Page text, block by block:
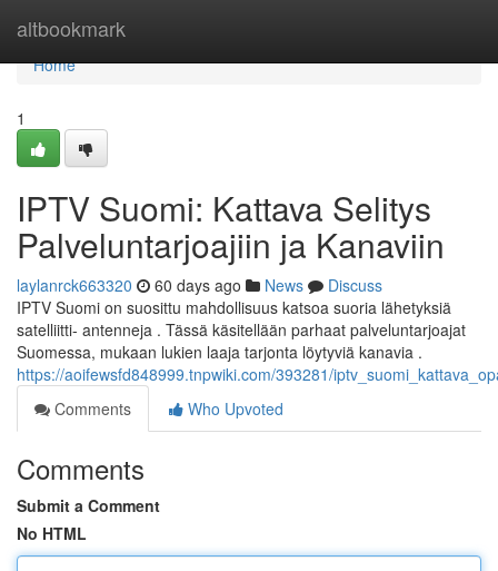
altbookmark
Home
Home
1
IPTV Suomi: Kattava Selitys
Palveluntarjoajiin ja Kanaviin
laylanrck663320 60 days ago News
Discuss
IPTV Suomi on suosittu mahdollisuus katsoa suoria lähetyksiä
satelliitti- antenneja . Tässä käsitellään parhaat palveluntarjoajat
Suomessa, mukaan lukien laaja tarjonta löytyviä kanavia .
https://aoifewsfd848999.tnpwiki.com/393281/
Comments
Who Upvoted
Comments
Submit a Comment
No HTML